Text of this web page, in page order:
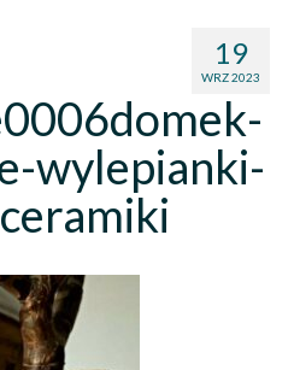
19
WRZ 2023
wylepianki-